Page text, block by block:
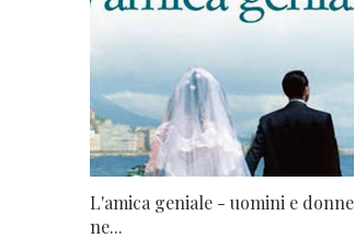
L'amica geniale - uomini e donne
ne...